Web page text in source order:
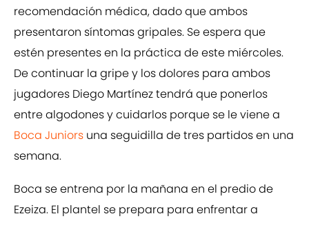
recomendación médica, dado que ambos
presentaron síntomas gripales. Se espera que
estén presentes en la práctica de este miércoles.
De continuar la gripe y los dolores para ambos
jugadores Diego Martínez tendrá que ponerlos
entre algodones y cuidarlos porque se le viene a
Boca Juniors una seguidilla de tres partidos en una
semana.
Boca se entrena por la mañana en el predio de
Ezeiza. El plantel se prepara para enfrentar a